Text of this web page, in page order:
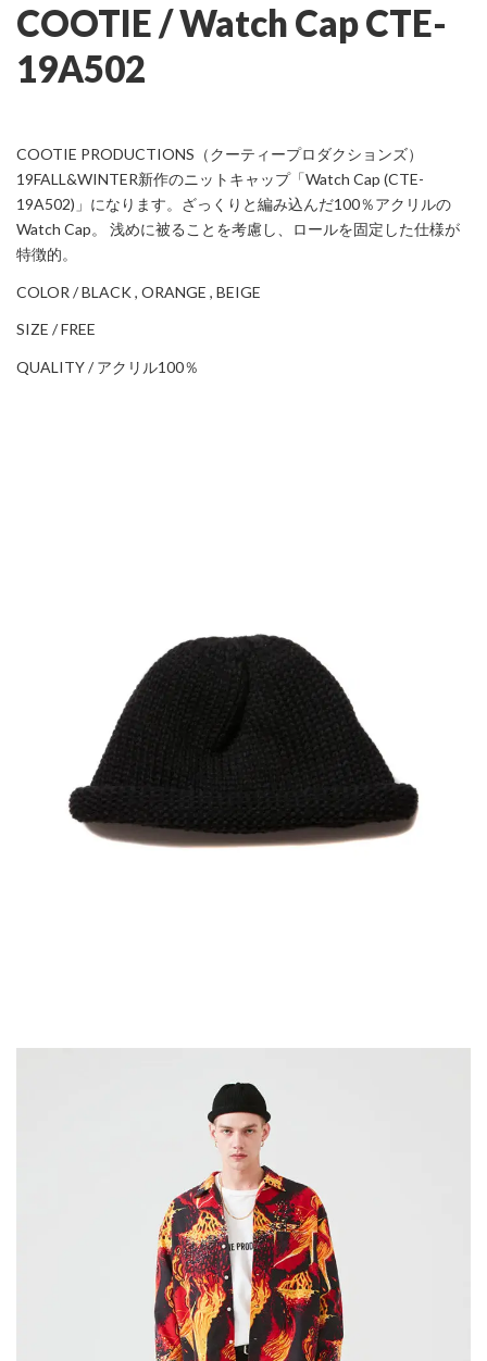
COOTIE / Watch Cap CTE-
19A502
COOTIE PRODUCTIONS（クーティープロダクションズ）
19FALL&WINTER新作のニットキャップ「Watch Cap (CTE-
19A502)」になります。ざっくりと編み込んだ100％アクリルの
Watch Cap。 浅めに被ることを考慮し、ロールを固定した仕様が
特徴的。
COLOR / BLACK , ORANGE , BEIGE
SIZE / FREE
QUALITY / アクリル100％